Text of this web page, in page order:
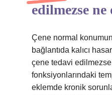
edilmezse
Çene normal
bağlantıda kalıcı
çene tedavi
fonksiyonlarındaki
eklemde kronik